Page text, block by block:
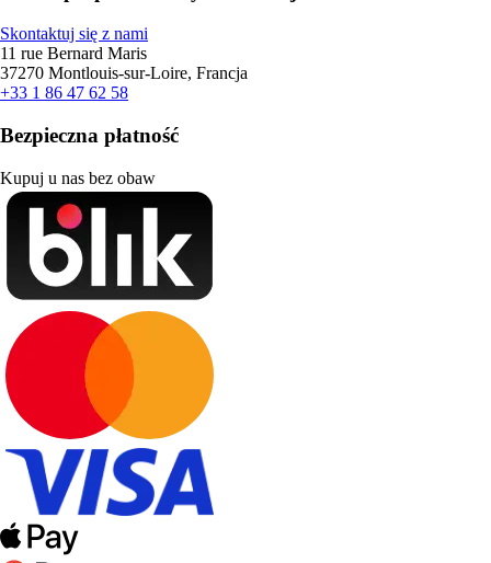
Skontaktuj się z nami
11 rue Bernard Maris
37270 Montlouis-sur-Loire, Francja
+33 1 86 47 62 58
Bezpieczna płatność
Kupuj u nas bez obaw